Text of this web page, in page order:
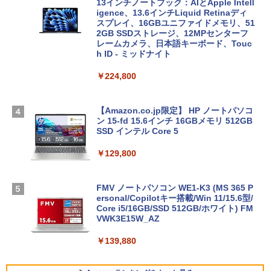
13インチノートブック：AIとApple Intell
igence、13.6インチLiquid Retinaディ
スプレイ、16GBユニファイドメモリ、51
2GB SSDストレージ、12MPセンターフ
レームカメラ、日本語キーボード、Touc
h ID - ミッドナイト
￥224,800
【Amazon.co.jp限定】 HP ノートパソコ
ン 15-fd 15.6インチ 16GBメモリ 512GB
SSD インテル Core 5
￥129,800
FMV ノートパソコン WE1-K3 (MS 365 P
ersonal/Copilotキー搭載/Win 11/15.6型/
Core i5/16GB/SSD 512GB/ホワイト) FM
VWK3E15W_AZ
￥139,880